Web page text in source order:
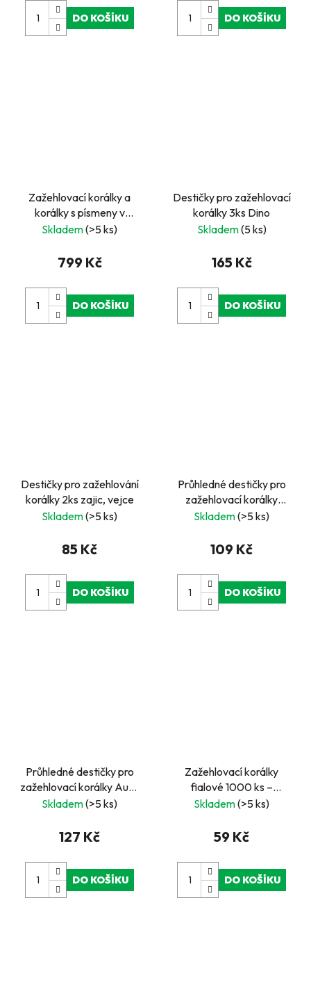
DO KOŠÍKU DO KOŠÍKU
Zažehlovací korálky a
korálky s písmeny v
organizéru – 12 000
podložky a doplňky
Skladem(>5 ks)
799 Kč
DO KOŠÍKU
Destičky pro zažehlovací
korálky 3ks Dino
Skladem(5 ks)
165 Kč
DO KOŠÍKU
Destičky pro zažehlování
korálky 2ks zajic, vejce
Skladem(>5 ks)
85 Kč
DO KOŠÍKU
Průhledné destičky pro
zažehlovací korálky
jednorožec a princezna 2
Skladem(>5 ks)
109 Kč
DO KOŠÍKU
Průhledné destičky pro
zažehlovací korálky Auta
3ks | Podložky na korálky
Skladem(>5 ks)
127 Kč
DO KOŠÍKU
Zažehlovací korálky
fialové 1000 ks –
švédská kvalita s Nordic
Skladem(>5 ks)
59 Kč
DO KOŠÍKU